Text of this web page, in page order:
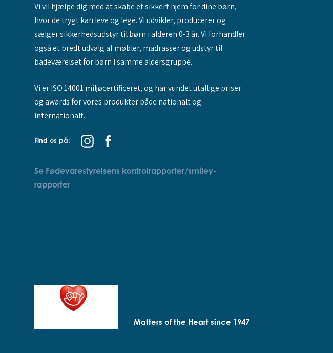
Vi vil hjælpe dig med at skabe et sikkert hjem for dine børn,
hvor de trygt kan leve og lege. Vi udvikler, producerer og
sælger sikkerhedsudstyr til børn i alderen 0-3 år. Vi forhandler
også et bredt udvalg af møbler, madrasser og udstyr til
badeværelset for børn i samme aldersgruppe.
Vi er ISO 14001 miljøcertificeret, og har vundet utallige priser
og awards for vores produkter både nationalt og
internationalt.
Find os på:
Se Fødevarestyrelsens kontrolrapporter/smiley-
rapporter
Matters of the Heart since 1947